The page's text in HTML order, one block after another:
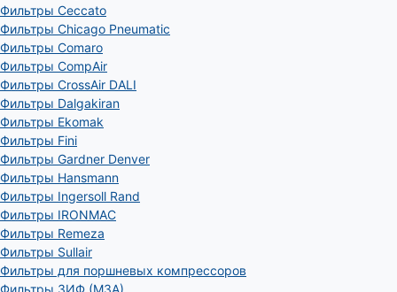
Фильтры Ceccato
Фильтры Chicago Pneumatic
Фильтры Comaro
Фильтры CompAir
Фильтры CrossAir DALI
Фильтры Dalgakiran
Фильтры Ekomak
Фильтры Fini
Фильтры Gardner Denver
Фильтры Hansmann
Фильтры Ingersoll Rand
Фильтры IRONMAC
Фильтры Remeza
Фильтры Sullair
Фильтры для поршневых компрессоров
Фильтры ЗИФ (МЗА)